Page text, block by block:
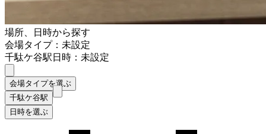
場所、日時から探す
会場タイプ：未設定
千駄ケ谷駅日時：未設定
会場タイプを選ぶ
千駄ケ谷駅
日時を選ぶ